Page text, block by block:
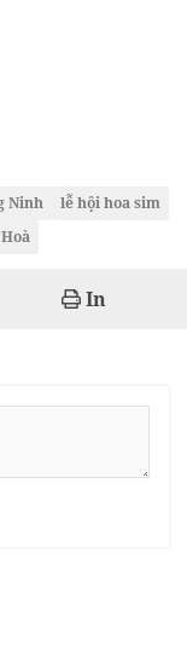
Ninh
lễ hội hoa sim
In